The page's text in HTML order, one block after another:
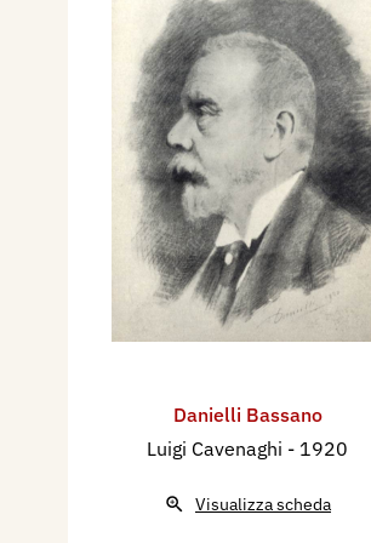
Danielli Bassano
Luigi Cavenaghi - 1920
Visualizza scheda